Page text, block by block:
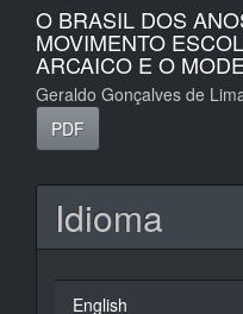
O BRASIL DOS
MOVIMENTO
ARCAICO E O
Geraldo Gonçalves de
PDF
Idioma
English